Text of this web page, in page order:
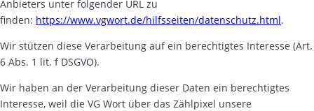
Anbieters unter folgender URL zu
finden: https://www.vgwort.de/hilfsseiten/datenschutz.html.
Wir stützen diese Verarbeitung auf ein berechtigtes Interesse (Art.
6 Abs. 1 lit. f DSGVO).
Wir haben an der Verarbeitung dieser Daten ein berechtigtes
Interesse, weil die VG Wort über das Zählpixel unsere